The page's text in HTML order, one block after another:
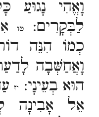
וָאֱהִי נָגוּעַ
לַבְּקָרִים:
טו
כְמוֹ הִנֵּה
וָאֲחַשְּׁבָה
הוּא בְעֵינָי: יז
אֵל אָבִינָה